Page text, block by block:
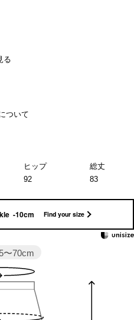
る
ついて
ヒップ
総丈
92
83
-10cm Find your size
〜70cm